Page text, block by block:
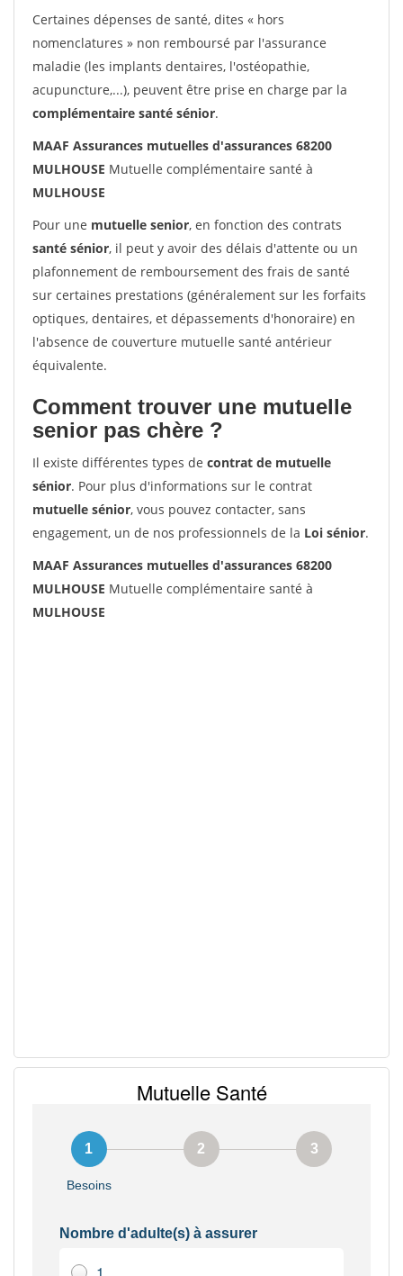
Certaines dépenses de santé, dites « hors
nomenclatures » non remboursé par l'assurance
maladie (les implants dentaires, l'ostéopathie,
acupuncture,...), peuvent être prise en charge par la
complémentaire santé sénior.
MAAF Assurances mutuelles d'assurances 68200
MULHOUSE Mutuelle complémentaire santé à
MULHOUSE
Pour une mutuelle senior, en fonction des contrats
santé sénior, il peut y avoir des délais d'attente ou un
plafonnement de remboursement des frais de santé
sur certaines prestations (généralement sur les forfaits
optiques, dentaires, et dépassements d'honoraire) en
l'absence de couverture mutuelle santé antérieur
équivalente.
Comment trouver une mutuelle
senior pas chère ?
Il existe différentes types de contrat de mutuelle
sénior. Pour plus d'informations sur le contrat
mutuelle sénior, vous pouvez contacter, sans
engagement, un de nos professionnels de la Loi sénior.
MAAF Assurances mutuelles d'assurances 68200
MULHOUSE Mutuelle complémentaire santé à
MULHOUSE